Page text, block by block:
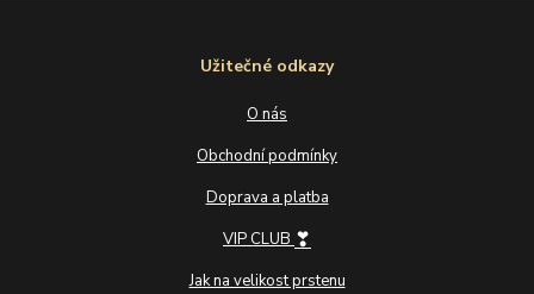
Užitečné odkazy
O nás
Obchodní podmínky
Doprava a platba
VIP CLUB ❣
Jak na velikost prstenu